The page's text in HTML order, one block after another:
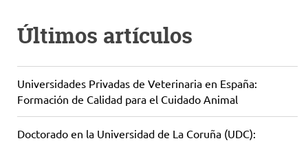
Últimos artículos
Universidades Privadas de Veterinaria en España:
Formación de Calidad para el Cuidado Animal
Doctorado en la Universidad de La Coruña (UDC):